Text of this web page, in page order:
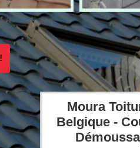
Moura
Belgique -